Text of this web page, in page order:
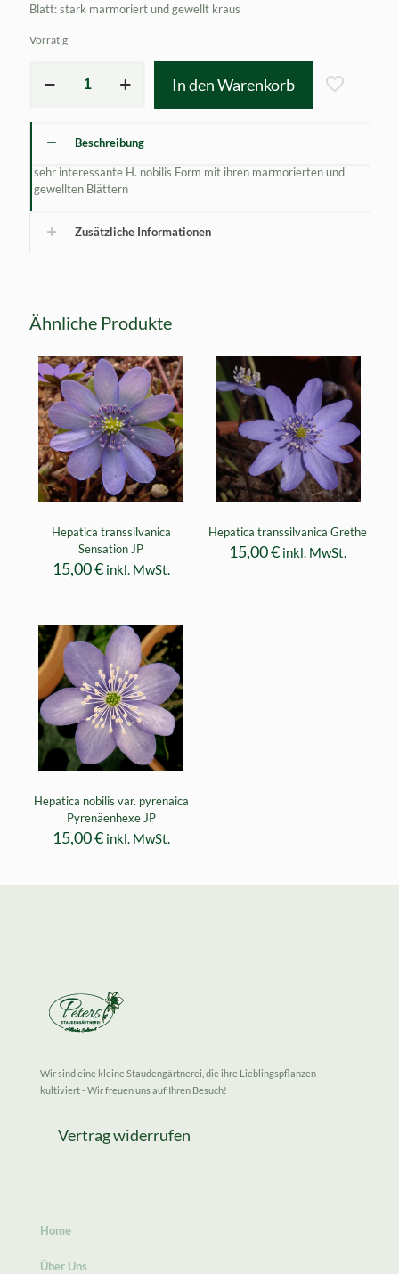
Blatt: stark marmoriert und gewellt kraus
Vorrätig
nobilis
crenatiloba
Unsortiert
Menge
In den Warenkorb
Beschreibung
sehr interessante H. nobilis Form mit ihren marmorierten und
gewellten Blättern
Zusätzliche Informationen
Ähnliche Produkte
Hepatica transsilvanica
Sensation JP
15,00€ inkl. MwSt.
Hepatica transsilvanica Grethe
15,00€ inkl. MwSt.
Hepatica nobilis var. pyrenaica
Pyrenäenhexe JP
15,00€ inkl. MwSt.
Wir sind eine kleine Staudengärtnerei, die ihre Lieblingspflanzen
kultiviert - Wir freuen uns auf Ihren Besuch!
Vertrag widerrufen
Home
Über Uns